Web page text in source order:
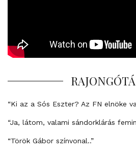
“Ki az a Sós Eszter? Az FN elnöke
“Ja, látom, valami sándorklárás
“Török Gábor színvonal..”